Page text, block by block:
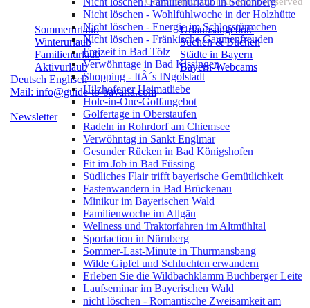
Sommerurlaub
Winterurlaub
Familienurlaub
Aktivurlaub
Urlaubsangebote
Suchen & Buchen
Städte in Bayern
Bayern-Webcams
Deutsch Englisch
Mail: info@guide-to-bavaria.com
Newsletter
Nicht löschen - Wohlfühlwoche in der Holzhütte
Nicht löschen - Energie im Schlosstürmchen
Nicht löschen - Fränkische Gaumenfreuden
Freizeit in Bad Tölz
Verwöhntage in Bad Kissingen
Shopping - ItÂ´s INgolstadt
Hilzhofener Heimatliebe
Hole-in-One-Golfangebot
Golfertage in Oberstaufen
Radeln in Rohrdorf am Chiemsee
Verwöhntag in Sankt Englmar
Gesunder Rücken in Bad Königshofen
Fit im Job in Bad Füssing
Südliches Flair trifft bayerische Gemütlichkeit
Fastenwandern in Bad Brückenau
Minikur im Bayerischen Wald
Familienwoche im Allgäu
Wellness und Traktorfahren im Altmühltal
Sportaction in Nürnberg
Sommer-Last-Minute in Thurmansbang
Wilde Gipfel und Schluchten erwandern
Erleben Sie die Wildbachklamm Buchberger Leite
Laufseminar im Bayerischen Wald
nicht löschen - Romantische Zweisamkeit am